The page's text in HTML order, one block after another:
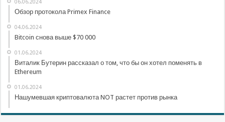
06.06.2024
Обзор протокола Primex Finance
04.06.2024
Bitcoin снова выше $70 000
01.06.2024
Виталик Бутерин рассказал о том, что бы он хотел поменять в
Ethereum
01.06.2024
Нашумевшая криптовалюта NOT растет против рынка